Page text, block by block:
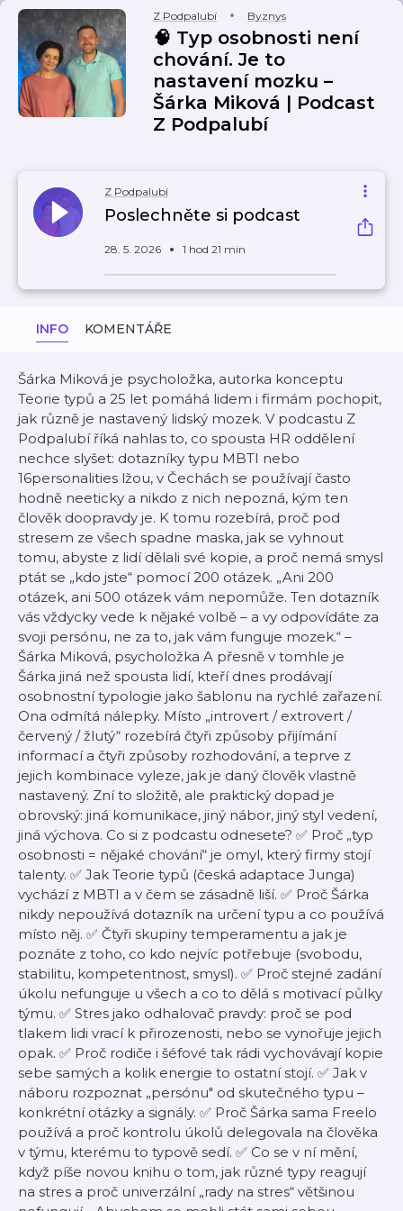
Z Podpalubí Byznys
🧠 Typ osobnosti není
chování. Je to
nastavení mozku –
Šárka Miková | Podcast
Z Podpalubí
Z Podpalubí
Poslechněte si podcast
28. 5. 2026 1 hod 21 min
INFO KOMENTÁŘE
Šárka Miková je psycholožka, autorka konceptu
Teorie typů a 25 let pomáhá lidem i firmám pochopit,
jak různě je nastavený lidský mozek. V podcastu Z
Podpalubí říká nahlas to, co spousta HR oddělení
nechce slyšet: dotazníky typu MBTI nebo
16personalities lžou, v Čechách se používají často
hodně neeticky a nikdo z nich nepozná, kým ten
člověk doopravdy je. K tomu rozebírá, proč pod
stresem ze všech spadne maska, jak se vyhnout
tomu, abyste z lidí dělali své kopie, a proč nemá smysl
ptát se „kdo jste“ pomocí 200 otázek. „Ani 200
otázek, ani 500 otázek vám nepomůže. Ten dotazník
vás vždycky vede k nějaké volbě – a vy odpovídáte za
svoji persónu, ne za to, jak vám funguje mozek.“ –
Šárka Miková, psycholožka A přesně v tomhle je
Šárka jiná než spousta lidí, kteří dnes prodávají
osobnostní typologie jako šablonu na rychlé zařazení.
Ona odmítá nálepky. Místo „introvert / extrovert /
červený / žlutý“ rozebírá čtyři způsoby přijímání
informací a čtyři způsoby rozhodování, a teprve z
jejich kombinace vyleze, jak je daný člověk vlastně
nastavený. Zní to složitě, ale praktický dopad je
obrovský: jiná komunikace, jiný nábor, jiný styl vedení,
jiná výchova. Co si z podcastu odnesete? ✅ Proč „typ
osobnosti = nějaké chování“ je omyl, který firmy stojí
talenty. ✅ Jak Teorie typů (česká adaptace Junga)
vychází z MBTI a v čem se zásadně liší. ✅ Proč Šárka
nikdy nepoužívá dotazník na určení typu a co používá
místo něj. ✅ Čtyři skupiny temperamentu a jak je
poznáte z toho, co kdo nejvíc potřebuje (svobodu,
stabilitu, kompetentnost, smysl). ✅ Proč stejné zadání
úkolu nefunguje u všech a co to dělá s motivací půlky
týmu. ✅ Stres jako odhalovač pravdy: proč se pod
tlakem lidi vrací k přirozenosti, nebo se vynořuje jejich
opak. ✅ Proč rodiče i šéfové tak rádi vychovávají kopie
sebe samých a kolik energie to ostatní stojí. ✅ Jak v
náboru rozpoznat „persónu" od skutečného typu –
konkrétní otázky a signály. ✅ Proč Šárka sama Freelo
používá a proč kontrolu úkolů delegovala na člověka
v týmu, kterému to typově sedí. ✅ Co se v ní mění,
když píše novou knihu o tom, jak různé typy reagují
na stres a proč univerzální „rady na stres“ většinou